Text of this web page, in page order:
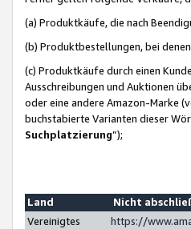
(a) Produktkäufe, die nach
(b) Produktbestellungen, bei
(c) Produktkäufe durch einen
Ausschreibungen und Auktionen
oder eine andere Amazon-Marke
buchstabierte Varianten dieser
Suchplatzierung”);
Land
Nicht
Vereinigtes
https://